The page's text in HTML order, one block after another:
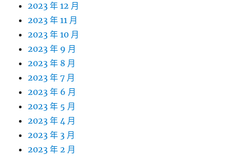
2023 年 12 月
2023 年 11 月
2023 年 10 月
2023 年 9 月
2023 年 8 月
2023 年 7 月
2023 年 6 月
2023 年 5 月
2023 年 4 月
2023 年 3 月
2023 年 2 月